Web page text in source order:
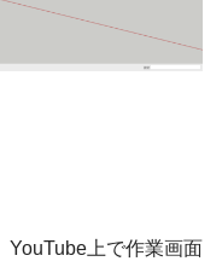
YouTube上で作業画面